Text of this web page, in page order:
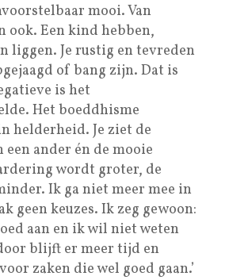
mooi. Van
ook. Een kind hebben,
liggen. Je rustig en tevreden
of bang zijn. Dat is
is het
Het boeddhisme
helderheid. Je ziet de
ander én de mooie
wordt groter, de
Ik ga niet meer mee in
geen keuzes. Ik zeg gewoon:
aan en ik wil niet weten
blijft er meer tijd en
zaken die wel goed gaan.’